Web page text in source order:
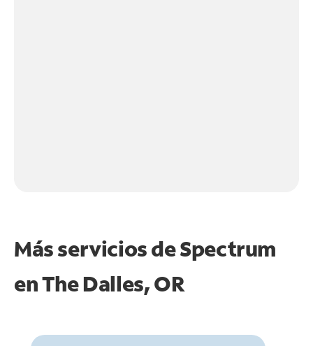
Más servicios de Spectrum
enThe Dalles, OR